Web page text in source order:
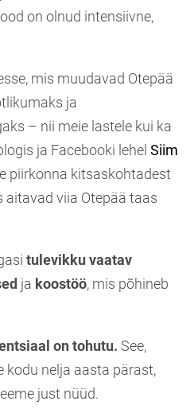
on olnud intensiivne,
mis muudavad Otepää
ja
– nii meie lastele kui ka
ja Facebooki lehel Siim
piirkonna kitsaskohtadest
aitavad viia Otepää taas
tulevikku vaatav
ja koostöö, mis põhineb
on tohutu. See,
kodu nelja aasta pärast,
just nüüd.